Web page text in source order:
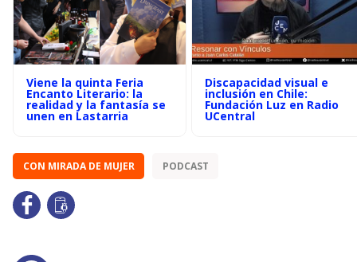
Viene la quinta Feria
Encanto Literario: la
realidad y la fantasía se
unen en Lastarria
Discapacidad visual e
inclusión en Chile:
Fundación Luz en Radio
UCentral
CON MIRADA DE MUJER PODCAST